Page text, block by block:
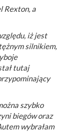
Rexton, a
iż jest
silnikiem,
tutaj
szybko
biegów oraz
wybrałam